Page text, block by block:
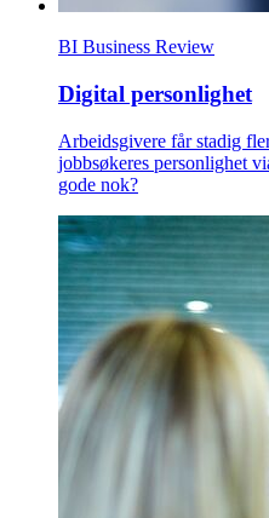
BI Business Review
Digital personlighet
Arbeidsgivere får stadig
jobbsøkeres personlighet
gode nok?